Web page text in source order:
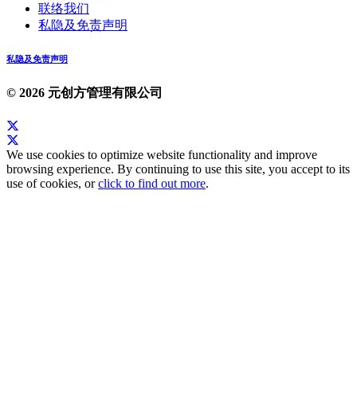
联络我们
私隐及免责声明
私隐及免责声明
© 2026 元创方管理有限公司
We use cookies to optimize website functionality and improve
browsing experience. By continuing to use this site, you accept to its
use of cookies, orclick to find out more.